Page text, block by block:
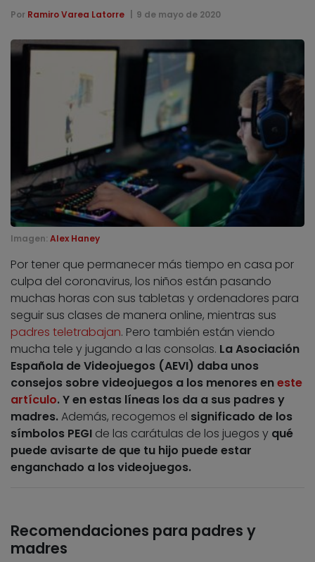
Por Ramiro Varea Latorre 9 de mayo de 2020
Imagen: Alex Haney
Por tener que permanecer más tiempo en casa por
culpa del coronavirus, los niños están pasando
muchas horas con sus tabletas y ordenadores para
seguir sus clases de manera online, mientras sus
padres teletrabajan. Pero también están viendo
mucha tele y jugando a las consolas. La Asociación
Española de Videojuegos (AEVI) daba unos
consejos sobre videojuegos a los menores eneste
artículo. Y en estas líneas los da a sus padres y
madres.Además, recogemos el significado de los
símbolos PEGI de las carátulas de los juegos y qué
puede avisarte de que tu hijo puede estar
enganchado a los videojuegos.
Recomendaciones para padres y
madres